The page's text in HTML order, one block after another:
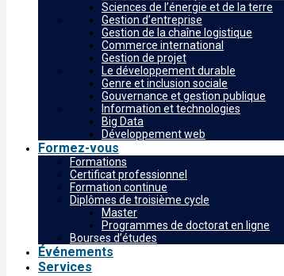
Sciences de l’énergie et de la terre
Gestion d’entreprise
Gestion de la chaîne logistique
Commerce international
Gestion de projet
Le développement durable
Genre et inclusion sociale
Gouvernance et gestion publique
Information et technologies
Big Data
Développement web
Formez-vous
Formations
Certificat professionnel
Formation continue
Diplômes de troisième cycle
Master
Programmes de doctorat en ligne
Bourses d’études
Événements
Services